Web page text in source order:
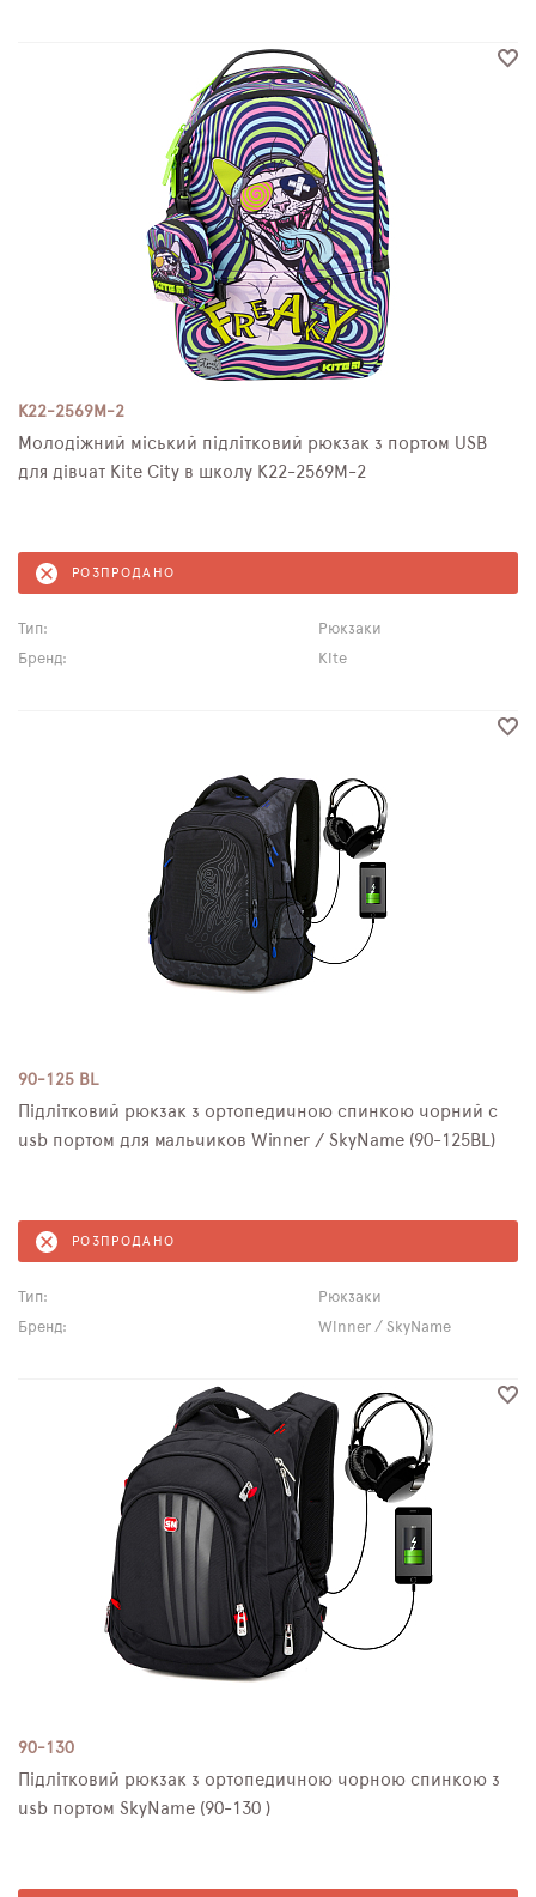
K22-2569M-2
Молодіжний міський підлітковий рюкзак з портом USB
для дівчат Kite City в школу K22-2569M-2
РОЗПРОДАНО
Тип:
Рюкзаки
Бренд:
Kite
90-125 BL
Підлітковий рюкзак з ортопедичною спинкою чорний с
usb портом для мальчиков Winner / SkyName (90-125BL)
РОЗПРОДАНО
Тип:
Рюкзаки
Бренд:
Winner / SkyName
90-130
Підлітковий рюкзак з ортопедичною чорною спинкою з
usb портом SkyName (90-130 )